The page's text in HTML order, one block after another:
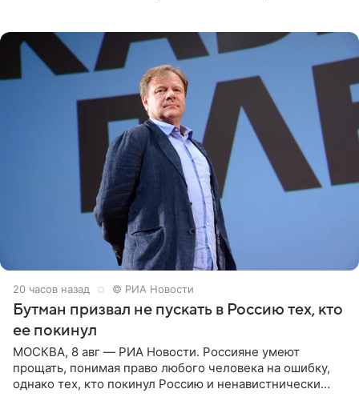
20 часов назад © РИА Новости
Бутман призвал не пускать в Россию тех, кто
ее покинул
МОСКВА, 8 авг — РИА Новости. Россияне умеют
прощать, понимая право любого человека на ошибку,
однако тех, кто покинул Россию и ненавистнически